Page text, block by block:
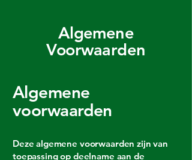
Algemene
Voorwaarden
Algemene
voorwaarden
Deze algemene voorwaarden zijn van
toepassing op deelname aan de